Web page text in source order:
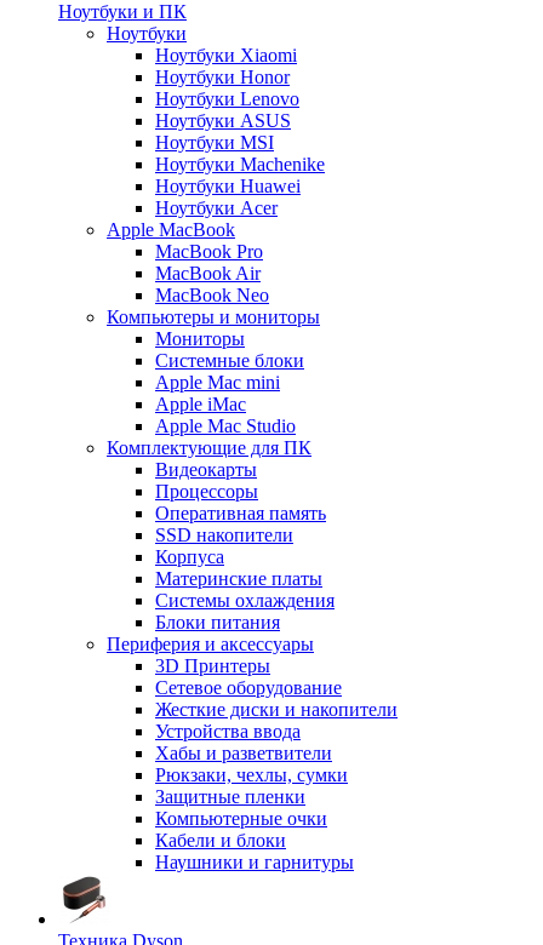
Ноутбуки и ПК
Ноутбуки
Ноутбуки Xiaomi
Ноутбуки Honor
Ноутбуки Lenovo
Ноутбуки ASUS
Ноутбуки MSI
Ноутбуки Machenike
Ноутбуки Huawei
Ноутбуки Acer
Apple MacBook
MacBook Pro
MacBook Air
MacBook Neo
Компьютеры и мониторы
Мониторы
Системные блоки
Apple Mac mini
Apple iMac
Apple Mac Studio
Комплектующие для ПК
Видеокарты
Процессоры
Оперативная память
SSD накопители
Корпуса
Материнские платы
Системы охлаждения
Блоки питания
Периферия и аксессуары
3D Принтеры
Сетевое оборудование
Жесткие диски и накопители
Устройства ввода
Хабы и разветвители
Рюкзаки, чехлы, сумки
Защитные пленки
Компьютерные очки
Кабели и блоки
Наушники и гарнитуры
Техника Dyson